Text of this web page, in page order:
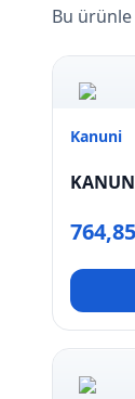
Bu
Kanuni